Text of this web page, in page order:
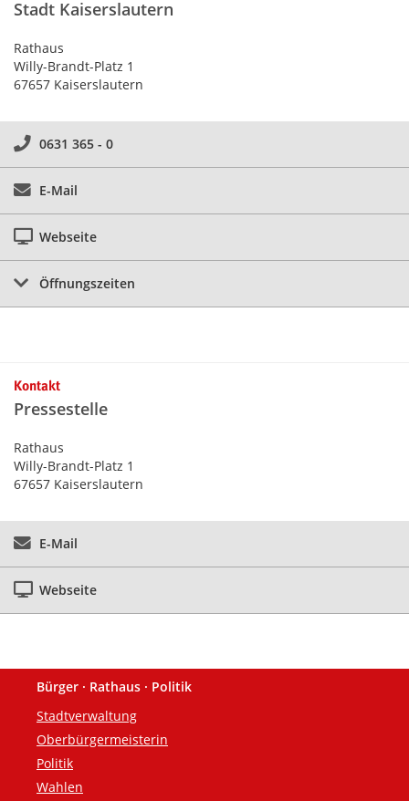
Stadt Kaiserslautern
Rathaus
Willy-Brandt-Platz 1
67657 Kaiserslautern
0631 365 - 0
E-Mail
Webseite
Öffnungszeiten
Kontakt
Pressestelle
Rathaus
Willy-Brandt-Platz 1
67657 Kaiserslautern
E-Mail
Webseite
Fußzeile
Bürger · Rathaus · Politik
Stadtverwaltung
Oberbürgermeisterin
Politik
Wahlen